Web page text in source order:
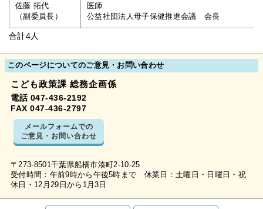
佐藤 拓代
（副委員長）
医師
公益社団法人母子保健推進会議 会長
合計4人
このページについてのご意見・お問い合わせ
こども政策課 総務企画係
電話 047-436-2192
FAX 047-436-2797
メールフォームでの
ご意見・お問い合わせ
〒273-8501千葉県船橋市湊町2-10-25
受付時間：午前9時から午後5時まで 休業日：土曜日・日曜日・祝
休日・12月29日から1月3日